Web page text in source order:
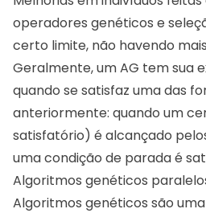
operadores genéticos e
certo limite, não havendo
Geralmente, um AG tem sua
quando se satisfaz uma das
anteriormente: quando um
satisfatório) é alcançado
uma condição de parada é
Algoritmos genéticos
Algoritmos genéticos são